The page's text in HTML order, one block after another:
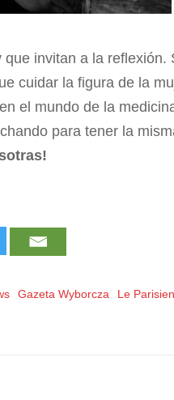
invitan a la reflexión.
cuidar la figura de la
el mundo de la
para tener la
Gazeta Wyborcza Le Parisien